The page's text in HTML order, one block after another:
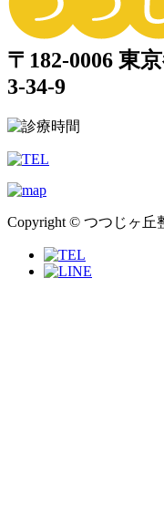
〒182-0006 東
3-34-9
Copyright © つつじヶ丘